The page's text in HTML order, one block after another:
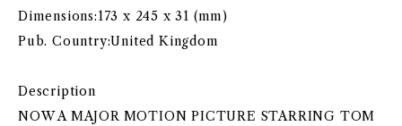
Dimensions:173 x 245 x 31 (mm)
Pub. Country:United Kingdom
Description
NOW A MAJOR MOTION PICTURE STARRING TOM